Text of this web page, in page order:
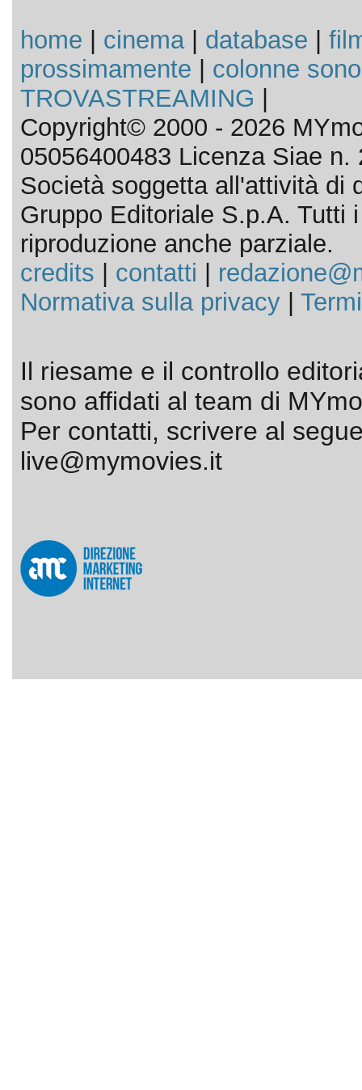
home cinema| database
prossimamente
colonne
TROVASTREAMING
Copyright© 2000 - 2026
05056400483 Licenza Siae n.
Società soggetta all'attività di
Gruppo Editoriale S.p.A. Tutti
riproduzione anche parziale.
credits
contatti
Normativa sulla privacy|
Il riesame e il controllo
sono affidati al team di
Per contatti, scrivere al
live@mymovies.it